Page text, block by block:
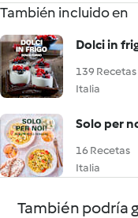
También incluido en
Dolci in
139 Recetas
Italia
Solo per
16 Recetas
Italia
También podría